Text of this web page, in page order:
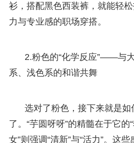
衫，搭配黑色西装裤，就能轻
力与专业感的职场穿搭。
2.粉色的“化学反应”——与
系、浅色系的和谐共舞
选对了粉色，接下来就是如
了。“芋圆呀呀”的精髓在于它的
女”则强调“清新”与“活力”。这